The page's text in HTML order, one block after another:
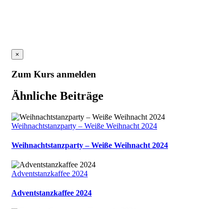
×
Zum Kurs anmelden
Ähnliche Beiträge
Weihnachtstanzparty – Weiße Weihnacht 2024
Weihnachtstanzparty – Weiße Weihnacht 2024
Adventstanzkaffee 2024
Adventstanzkaffee 2024